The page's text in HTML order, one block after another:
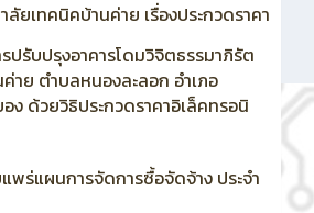
ลัยเทคนิคบ้านค่าย เรื่องประกวดราคา
ปรับปรุงอาคารโดมวิจิตธรรมาภิรัต
าย ตำบลหนองละลอก อำเภอ
ง ด้วยวิธิประกวดราคาอิเล็คทรอนิ
แพร่แผนการจัดการซื้อจัดจ้าง ประจำ